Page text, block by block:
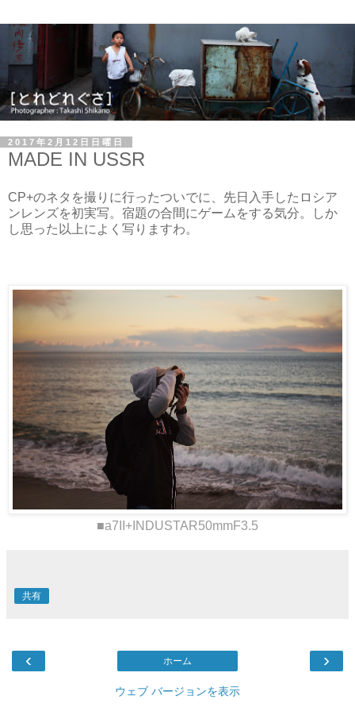
2017年2月12日日曜日
MADE IN USSR
CP+のネタを撮りに行ったついでに、先日入手したロシア
ンレンズを初実写。宿題の合間にゲームをする気分。しか
し思った以上によく写りますわ。
■a7II+INDUSTAR50mmF3.5
共有
‹ ›
ホーム
ウェブ バージョンを表示